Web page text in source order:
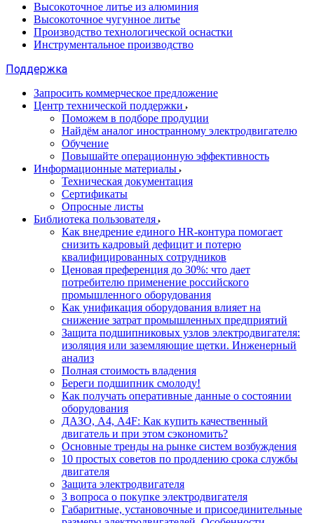
Высокоточное литье из алюминия
Высокоточное чугунное литье
Производство технологической оснастки
Инструментальное производство
Поддержка
Запросить коммерческое предложение
Центр технической поддержки
Поможем в подборе продуции
Найдём аналог иностранному электродвигателю
Обучение
Повышайте операционную эффективность
Информационные материалы
Техническая документация
Сертификаты
Опросные листы
Библиотека пользователя
Как внедрение единого HR-контура помогает
снизить кадровый дефицит и потерю
квалифицированных сотрудников
Ценовая преференция до 30%: что дает
потребителю применение российского
промышленного оборудования
Как унификация оборудования влияет на
снижение затрат промышленных предприятий
Защита подшипниковых узлов электродвигателя:
изоляция или заземляющие щетки. Инженерный
анализ
Полная стоимость владения
Береги подшипник смолоду!
Как получать оперативные данные о состоянии
оборудования
ДАЗО, А4, А4F: Как купить качественный
двигатель и при этом сэкономить?
Основные тренды на рынке систем возбуждения
10 простых советов по продлению срока службы
двигателя
Защита электродвигателя
3 вопроса о покупке электродвигателя
Габаритные, установочные и присоединительные